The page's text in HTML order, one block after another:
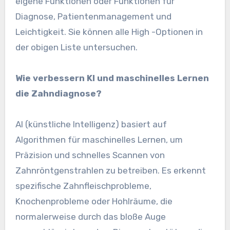
Diagnose, Patientenmanagement und
Leichtigkeit. Sie können alle High -Optionen in
der obigen Liste untersuchen.
Wie verbessern KI und maschinelles Lernen
die Zahndiagnose?
AI (künstliche Intelligenz) basiert auf
Algorithmen für maschinelles Lernen, um
Präzision und schnelles Scannen von
Zahnröntgenstrahlen zu betreiben. Es erkennt
spezifische Zahnfleischprobleme,
Knochenprobleme oder Hohlräume, die
normalerweise durch das bloße Auge